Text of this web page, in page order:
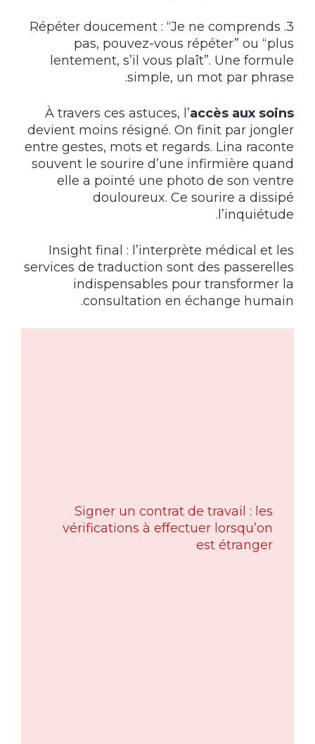
3. Répéter doucement : “Je ne comprends
pas, pouvez-vous répéter” ou “plus
lentement, s’il vous plaît”. Une formule
simple, un mot par phrase.
À travers ces astuces, l’accès aux soins
devient moins résigné. On finit par jongler
entre gestes, mots et regards. Lina raconte
souvent le sourire d’une infirmière quand
elle a pointé une photo de son ventre
douloureux. Ce sourire a dissipé
l’inquiétude.
Insight final : l’interprète médical et les
services de traduction sont des passerelles
indispensables pour transformer la
consultation en échange humain.
Signer un contrat de travail : les
vérifications à effectuer lorsqu’on
est étranger